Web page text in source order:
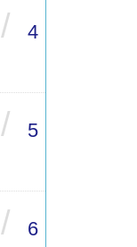
/ 4
/ 5
/ 6